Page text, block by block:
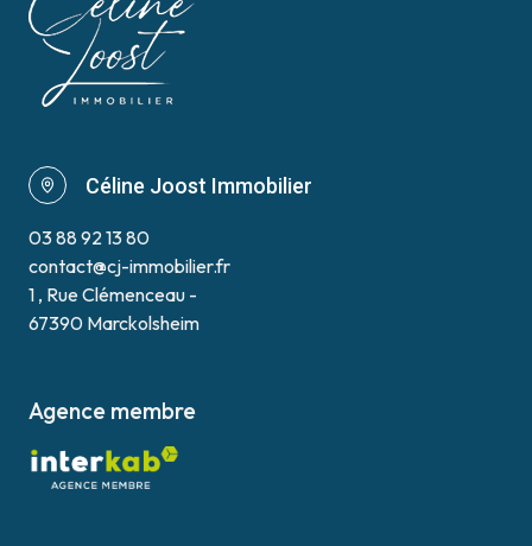
Céline Joost Immobilier
03 88 92 13 80
contact@cj-immobilier.fr
1 , Rue Clémenceau -
67390 Marckolsheim
Agence membre